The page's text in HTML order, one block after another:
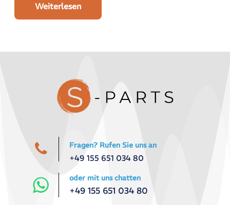
Weiterlesen
Fragen? Rufen Sie uns an
+49 155 651 034 80
oder mit uns chatten
+49 155 651 034 80